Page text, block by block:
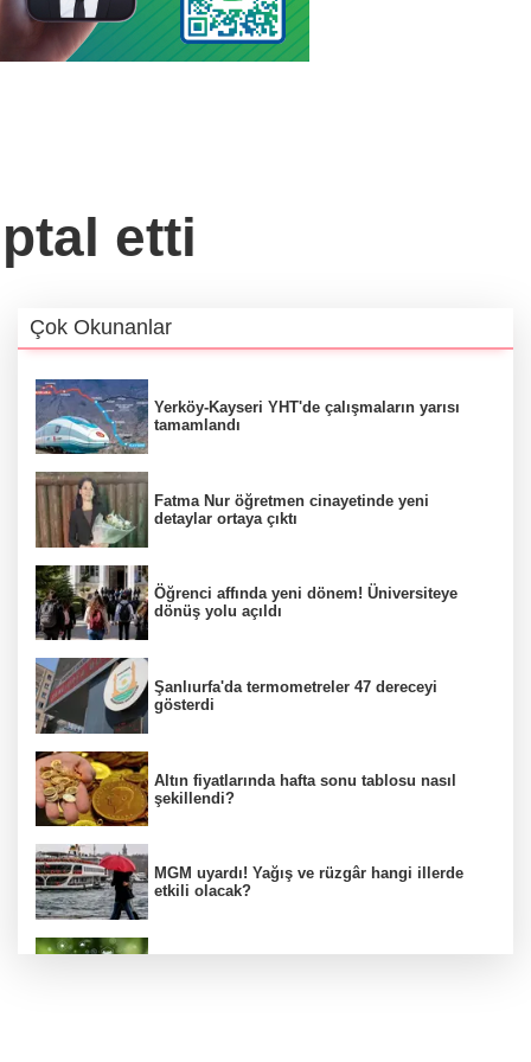
etti
Çok Okunanlar
Yerköy-Kayseri YHT'de çalışmaların yarısı
tamamlandı
Fatma Nur öğretmen cinayetinde yeni
detaylar ortaya çıktı
Öğrenci affında yeni dönem! Üniversiteye
dönüş yolu açıldı
Şanlıurfa'da termometreler 47 dereceyi
gösterdi
Altın fiyatlarında hafta sonu tablosu nasıl
şekillendi?
MGM uyardı! Yağış ve rüzgâr hangi illerde
etkili olacak?